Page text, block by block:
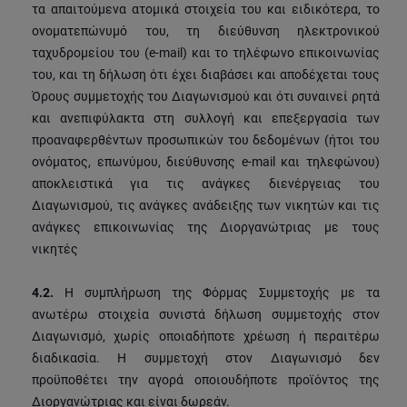
τα απαιτούμενα ατομικά στοιχεία του και ειδικότερα, το
ονοματεπώνυμό του, τη διεύθυνση ηλεκτρονικού
ταχυδρομείου του (e-mail) και το τηλέφωνο επικοινωνίας
του, και τη δήλωση ότι έχει διαβάσει και αποδέχεται τους
Όρους συμμετοχής του Διαγωνισμού και ότι συναινεί ρητά
και ανεπιφύλακτα στη συλλογή και επεξεργασία των
προαναφερθέντων προσωπικών του δεδομένων (ήτοι του
ονόματος, επωνύμου, διεύθυνσης e-mail και τηλεφώνου)
αποκλειστικά για τις ανάγκες διενέργειας του
Διαγωνισμού, τις ανάγκες ανάδειξης των νικητών και τις
ανάγκες επικοινωνίας της Διοργανώτριας με τους
νικητές
4.2. Η συμπλήρωση της Φόρμας Συμμετοχής με τα
ανωτέρω στοιχεία συνιστά δήλωση συμμετοχής στον
Διαγωνισμό, χωρίς οποιαδήποτε χρέωση ή περαιτέρω
διαδικασία. Η συμμετοχή στον Διαγωνισμό δεν
προϋποθέτει την αγορά οποιουδήποτε προϊόντος της
Διοργανώτριας και είναι δωρεάν.